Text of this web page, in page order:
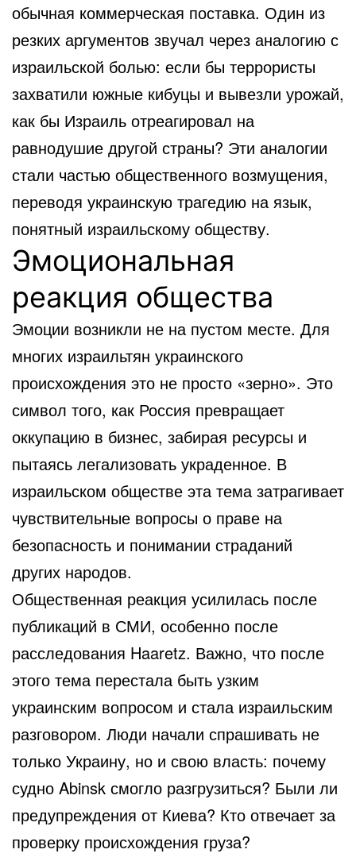
обычная коммерческая поставка. Один из
резких аргументов звучал через аналогию с
израильской болью: если бы террористы
захватили южные кибуцы и вывезли урожай,
как бы Израиль отреагировал на
равнодушие другой страны? Эти аналогии
стали частью общественного возмущения,
переводя украинскую трагедию на язык,
понятный израильскому обществу.
Эмоциональная
реакция общества
Эмоции возникли не на пустом месте. Для
многих израильтян украинского
происхождения это не просто «зерно». Это
символ того, как Россия превращает
оккупацию в бизнес, забирая ресурсы и
пытаясь легализовать украденное. В
израильском обществе эта тема затрагивает
чувствительные вопросы о праве на
безопасность и понимании страданий
других народов.
Общественная реакция усилилась после
публикаций в СМИ, особенно после
расследования Haaretz. Важно, что после
этого тема перестала быть узким
украинским вопросом и стала израильским
разговором. Люди начали спрашивать не
только Украину, но и свою власть: почему
судно Abinsk смогло разгрузиться? Были ли
предупреждения от Киева? Кто отвечает за
проверку происхождения груза?